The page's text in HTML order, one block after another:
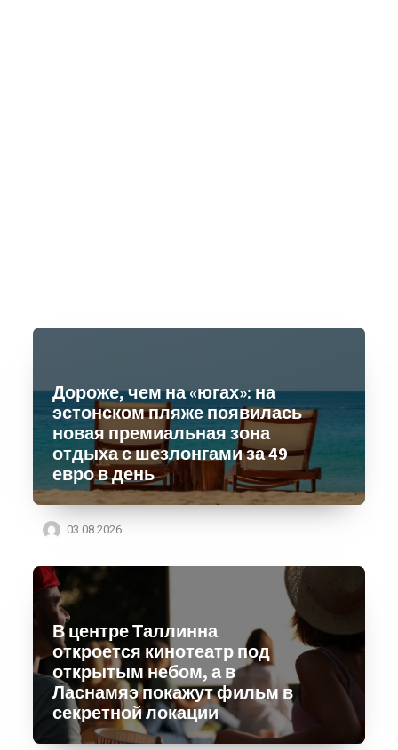
Дороже, чем на «югах»: на
эстонском пляже появилась
новая премиальная зона
отдыха с шезлонгами за 49
евро в день
03.08.2026
В центре Таллинна
откроется кинотеатр под
открытым небом, а в
Ласнамяэ покажут фильм в
секретной локации